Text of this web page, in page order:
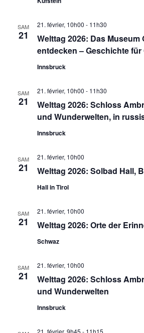
SAM
21
Welttag 2026: Das Museum
entdecken – Geschichte
21. février, 10h00 - 11h30
Innsbruck
SAM
21
Welttag 2026: Schloss
und Wunderwelten, in
21. février, 10h00 - 11h30
Innsbruck
SAM
21 Welttag 2026: Solbad Hall,
21. février, 10h00
Hall in Tirol
SAM
21 Welttag 2026: Orte der
21. février, 10h00
Schwaz
SAM
21
Welttag 2026: Schloss
und Wunderwelten
21. février, 10h00
Innsbruck
21. février, 9h45 - 11h15